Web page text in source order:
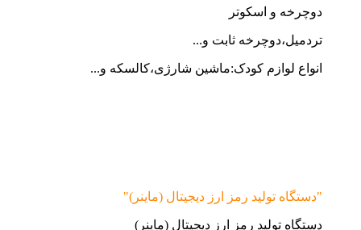
دوچرخه و اسکوتر
تردمیل،دوچرخه ثابت و...
انواع لوازم کودک:ماشین شارژی،کالسکه و...
"دستگاه تولید رمز ارز دیجیتال (ماینر)"
دستگاه تولید رمز ارز دیجیتال (ماینر)